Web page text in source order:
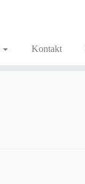
Kontakt